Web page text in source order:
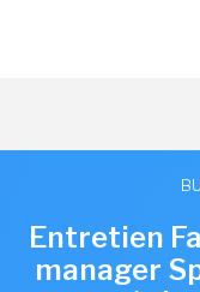
Entretien
manager